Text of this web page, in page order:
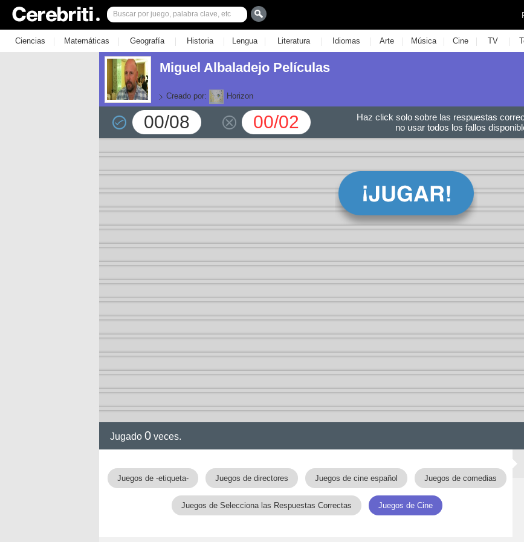
Ciencias | Matemáticas | Geografía | Historia | Lengua | Literatura | Idiomas | Arte | Música | Cine | TV |
Miguel Albaladejo Películas
Creado por: Horizon
00/08 00/02
Haz click solo sobre las respuestas
no usar todos los fallos
Jugado 0 veces.
Juegos de -etiqueta- Juegos de directores Juegos de cine español Juegos de comedias
Juegos de Selecciona las Respuestas Correctas Juegos de Cine